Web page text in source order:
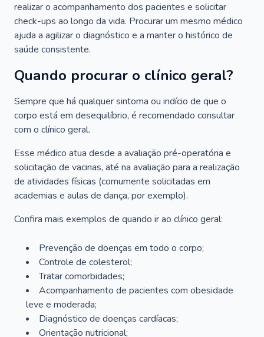
realizar o acompanhamento dos pacientes e solicitar
check-ups ao longo da vida. Procurar um mesmo médico
ajuda a agilizar o diagnóstico e a manter o histórico de
saúde consistente.
Quando procurar o clínico geral?
Sempre que há qualquer sintoma ou indício de que o
corpo está em desequilíbrio, é recomendado consultar
com o clínico geral.
Esse médico atua desde a avaliação pré-operatória e
solicitação de vacinas, até na avaliação para a realização
de atividades físicas (comumente solicitadas em
academias e aulas de dança, por exemplo).
Confira mais exemplos de quando ir ao clínico geral:
Prevenção de doenças em todo o corpo;
Controle de colesterol;
Tratar comorbidades;
Acompanhamento de pacientes com obesidade
leve e moderada;
Diagnóstico de doenças cardíacas;
Orientação nutricional;